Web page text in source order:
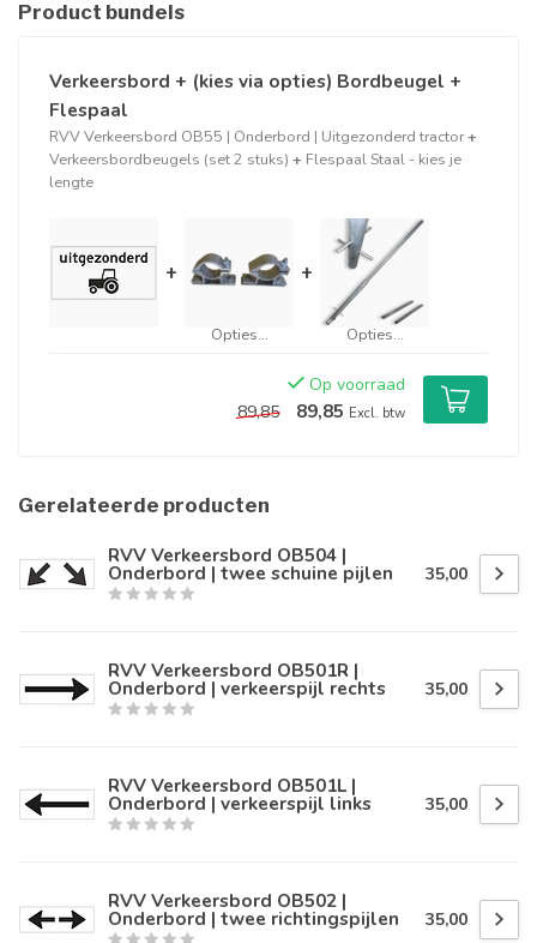
Product bundels
Verkeersbord + (kies via opties) Bordbeugel +
Flespaal
RVV Verkeersbord OB55 | Onderbord | Uitgezonderd tractor+
Verkeersbordbeugels (set 2 stuks) + Flespaal Staal - kies je
lengte
+
Opties...
+
Opties...
Op voorraad
89,85
89,85 Excl. btw
Gerelateerde producten
RVV Verkeersbord OB504 |
Onderbord | twee schuine pijlen 35,00
RVV Verkeersbord OB501R |
Onderbord | verkeerspijl rechts 35,00
RVV Verkeersbord OB501L |
Onderbord | verkeerspijl links 35,00
RVV Verkeersbord OB502 |
Onderbord | twee richtingspijlen 35,00